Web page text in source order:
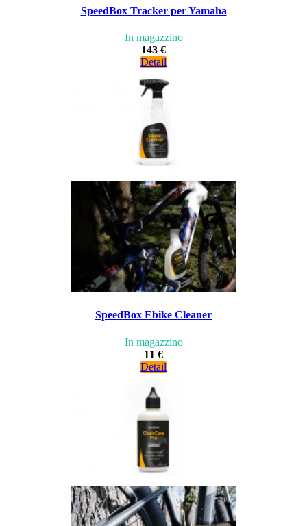
SpeedBox Tracker per Yamaha
In magazzino
143 €
Detail
SpeedBox Ebike Cleaner
In magazzino
11 €
Detail